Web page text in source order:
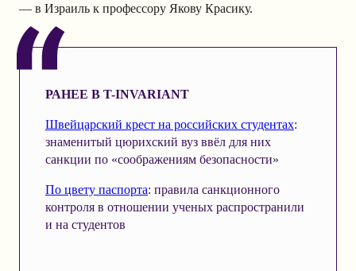
— в Израиль к профессору Якову Красику.
РАНЕЕ В T-INVARIANT
Швейцарский крест на российских студентах:
знаменитый цюрихский вуз ввёл для них
санкции по «соображениям безопасности»
По цвету паспорта: правила санкционного
контроля в отношении ученых распространили
и на студентов